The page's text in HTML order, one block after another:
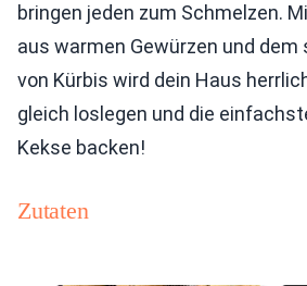
bringen jeden zum Schmelzen.
aus warmen Gewürzen und
von Kürbis wird dein Haus
gleich loslegen und die
Kekse backen!
Zutaten